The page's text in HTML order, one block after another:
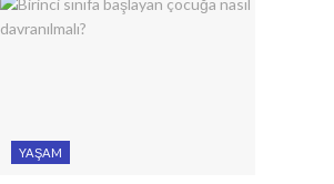
YAŞAM